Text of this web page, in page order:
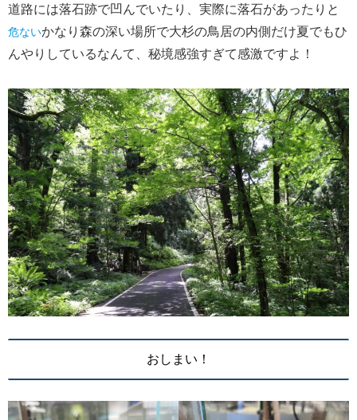
道路には落石跡で凹んでいたり、実際に落石があったりと
危ないかなり森の深い場所で大杉の鳥居の内側だけ夏でもひ
んやりしているなんて、秘境感強すぎて感激ですよ！
おしまい！